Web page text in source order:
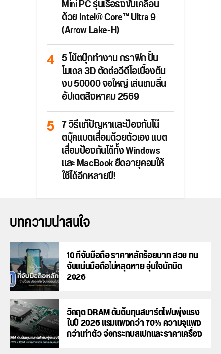
Mini PC รุ่นเรือธงขับเคลื่อน
ด้วย Intel® Core™ Ultra 9
(Arrow Lake-H)
5 โน้ตบุ๊กทำงาน กราฟิก ปั้น
โมเดล 3D ตัดต่อวีดีโอเบื้องต้น
งบ 50000 จอใหญ่ เล่นเกมลื่น
อัปเดตสิงหาคม 2569
7 วิธีแก้ปัญหาและป้องกันโน๊
ตบุ๊คแบตเสื่อมด้วยตัวเอง แบต
เสื่อมป้องกันได้ทั้ง Windows
และ MacBook ยืดอายุคอมให้
ใช้ได้อีกหลายปี!
บทความน่าสนใจ
10 ที่จับมือถือ ราคาหลักร้อยบาท สวย ทน
จับแน่นมือถือไม่หลุดหาย อุ่นใจนักบิด
2026
วิกฤต DRAM ดันต้นทุนสมาร์ตโฟนพุ่งแรง
ในปี 2026 แรมแพงกว่า 70% ความจุแพง
กว่าเท่าตัว จ่อกระทบสเปกและราคาเครื่อง